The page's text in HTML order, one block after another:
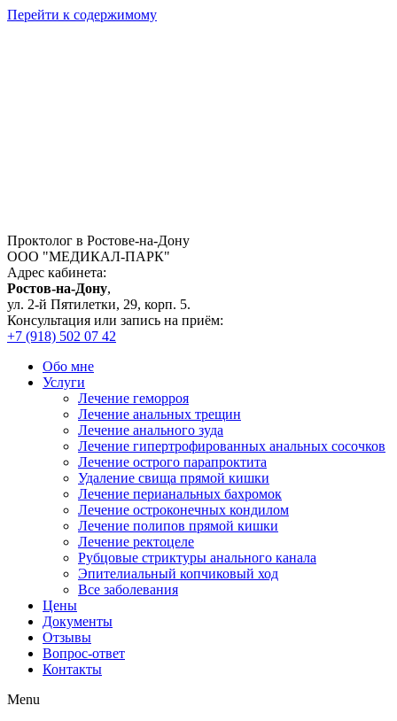
Перейти к содержимому
Проктолог в Ростове-на-Дону
ООО "МЕДИКАЛ-ПАРК"
Адрес кабинета:
Ростов-на-Дону,
ул. 2-й Пятилетки, 29, корп. 5.
Консультация или запись на приём:
+7 (918) 502 07 42
Обо мне
Услуги
Лечение геморроя
Лечение анальных трещин
Лечение анального зуда
Лечение гипертрофированных анальных сосочков
Лечение острого парапроктита
Удаление свища прямой кишки
Лечение перианальных бахромок
Лечение остроконечных кондилом
Лечение полипов прямой кишки
Лечение ректоцеле
Рубцовые стриктуры анального канала
Эпителиальный копчиковый ход
Все заболевания
Цены
Документы
Отзывы
Вопрос-ответ
Контакты
Menu